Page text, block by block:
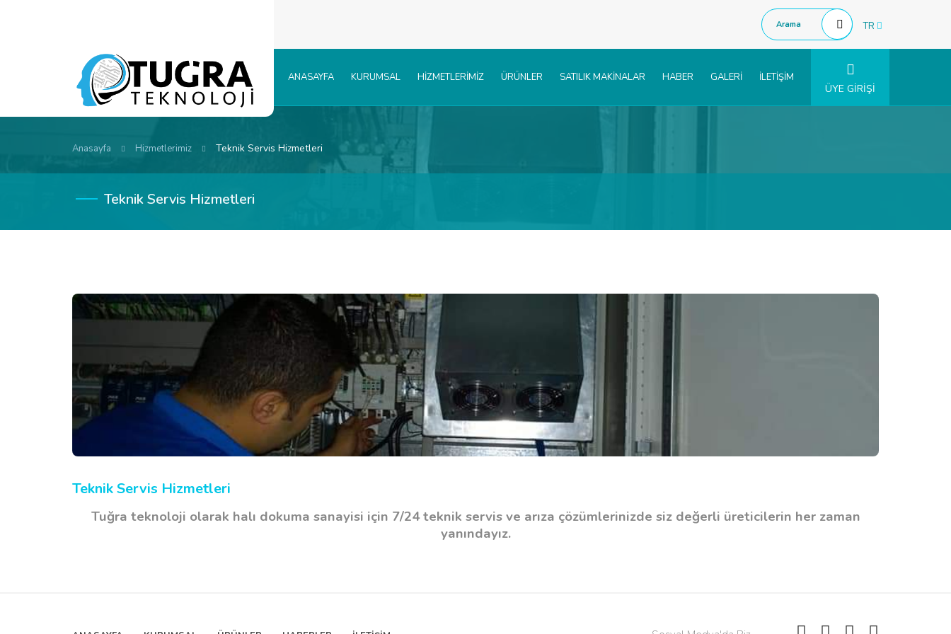
TR
ANASAYFA KURUMSAL HİZMETLERİMİZ ÜRÜNLER SATILIK MAKİNALAR HABER GALERİ İLETİŞİM
ÜYE GİRİŞİ
Anasayfa Hizmetlerimiz Teknik Servis Hizmetleri
Teknik Servis Hizmetleri
Teknik Servis Hizmetleri
Tuğra teknoloji olarak halı dokuma sanayisi için 7/24 teknik servis ve arıza çözümlerinizde siz değerli üreticilerin her zaman
yanındayız.